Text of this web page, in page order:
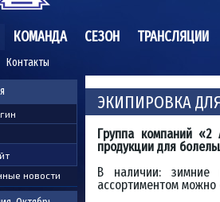
Контакты
КОМАНДА СЕЗОН ТРАНСЛЯЦИИ
новости
ЭКИПИРОВКА
Группа компаний «2
продукции для
В наличии: зимние
ассортиментом можно